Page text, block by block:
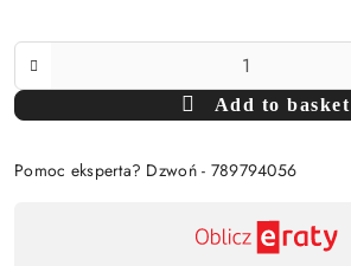
Add to basket
Pomoc eksperta? Dzwoń - 789794056